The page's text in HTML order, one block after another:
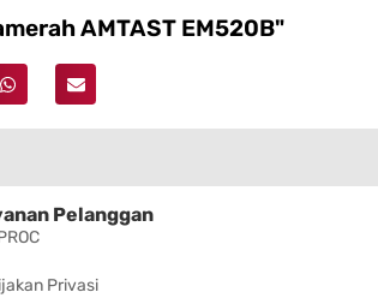
AMTAST EM520B"
Pelanggan
Privasi